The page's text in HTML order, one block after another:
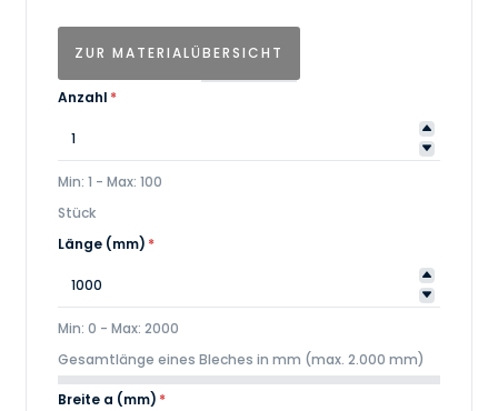
ZUR MATERIALÜBERSICHT
Anzahl *
Min: 1 - Max: 100
Stück
Länge (mm) *
Min: 0 - Max: 2000
Gesamtlänge eines Bleches in mm (max. 2.000 mm)
Breite a (mm) *